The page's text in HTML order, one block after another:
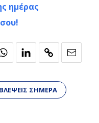
ημέρας
ΣΗΜΕΡΑ